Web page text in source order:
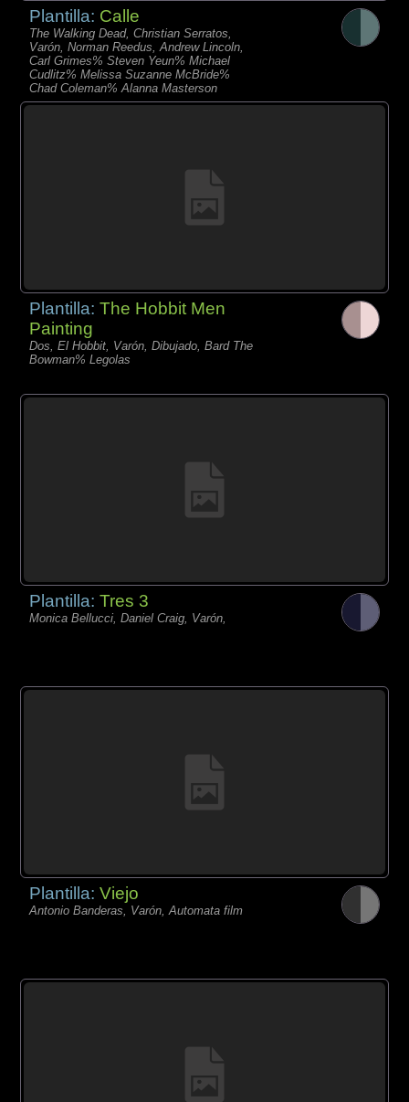
Plantilla: Calle
The Walking Dead, Christian Serratos,
Varón, Norman Reedus, Andrew Lincoln,
Carl Grimes% Steven Yeun% Michael
Cudlitz% Melissa Suzanne McBride%
Chad Coleman% Alanna Masterson
Plantilla:The Hobbit Men
Painting
Dos, El Hobbit, Varón, Dibujado, Bard The
Bowman% Legolas
Plantilla:Tres 3
Monica Bellucci, Daniel Craig, Varón,
Plantilla:Viejo
Antonio Banderas, Varón, Automata film